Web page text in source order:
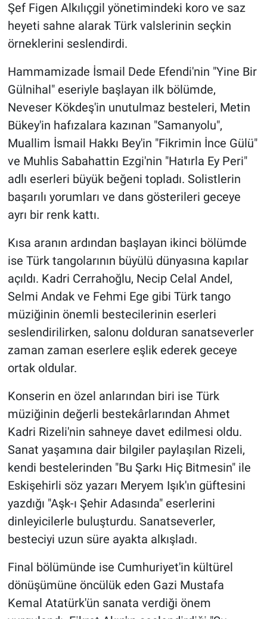
Şef Figen Alkılıçgil yönetimindeki koro ve saz
heyeti sahne alarak Türk valslerinin seçkin
örneklerini seslendirdi.
Hammamizade İsmail Dede Efendi'nin "Yine Bir
Gülnihal" eseriyle başlayan ilk bölümde,
Neveser Kökdeş'in unutulmaz besteleri, Metin
Bükey'in hafızalara kazınan "Samanyolu",
Muallim İsmail Hakkı Bey'in "Fikrimin İnce Gülü"
ve Muhlis Sabahattin Ezgi'nin "Hatırla Ey Peri"
adlı eserleri büyük beğeni topladı. Solistlerin
başarılı yorumları ve dans gösterileri geceye
ayrı bir renk kattı.
Kısa aranın ardından başlayan ikinci bölümde
ise Türk tangolarının büyülü dünyasına kapılar
açıldı. Kadri Cerrahoğlu, Necip Celal Andel,
Selmi Andak ve Fehmi Ege gibi Türk tango
müziğinin önemli bestecilerinin eserleri
seslendirilirken, salonu dolduran sanatseverler
zaman zaman eserlere eşlik ederek geceye
ortak oldular.
Konserin en özel anlarından biri ise Türk
müziğinin değerli bestekârlarından Ahmet
Kadri Rizeli'nin sahneye davet edilmesi oldu.
Sanat yaşamına dair bilgiler paylaşılan Rizeli,
kendi bestelerinden "Bu Şarkı Hiç Bitmesin" ile
Eskişehirli söz yazarı Meryem Işık'ın güftesini
yazdığı "Aşk-ı Şehir Adasında" eserlerini
dinleyicilerle buluşturdu. Sanatseverler,
besteciyi uzun süre ayakta alkışladı.
Final bölümünde ise Cumhuriyet'in kültürel
dönüşümüne öncülük eden Gazi Mustafa
Kemal Atatürk'ün sanata verdiği önem